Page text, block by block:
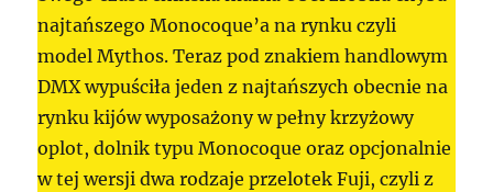
najtańszego Monocoque’a na rynku czyli
model Mythos. Teraz pod znakiem handlowym
DMX wypuściła jeden z najtańszych obecnie na
rynku kijów wyposażony w pełny krzyżowy
oplot, dolnik typu Monocoque oraz opcjonalnie
w tej wersji dwa rodzaje przelotek Fuji, czyli z